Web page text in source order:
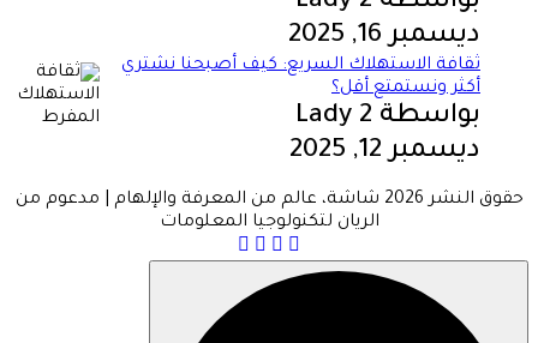
ديسمبر 16, 2025
ثقافة الاستهلاك السريع: كيف أصبحنا نشتري
أكثر ونستمتع أقل؟
بواسطة Lady 2
ديسمبر 12, 2025
حقوق النشر 2026 شاشة، عالم من المعرفة والإلهام | مدعوم من
الريان لتكنولوجيا المعلومات